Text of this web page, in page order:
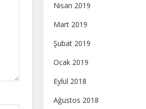
Nisan 2019
Mart 2019
Şubat 2019
Ocak 2019
Eylül 2018
Ağustos 2018